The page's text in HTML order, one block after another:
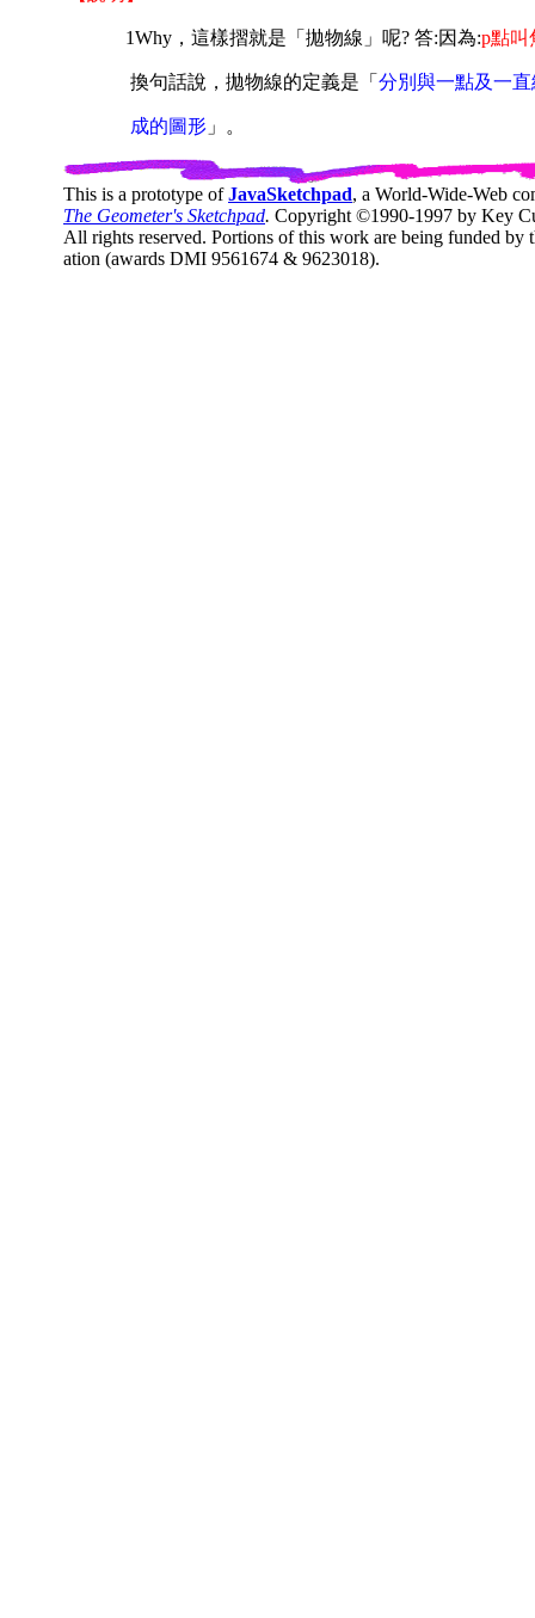
This is a prototype ofJavaSketchpad, a World-Wide-Web
The Geometer's Sketchpad. Copyright ©1990-1997 by Key
All rights reserved. Portions of this work are being funded by
ation (awards DMI 9561674 & 9623018).
1Why，這樣摺就是「拋物線」呢? 答:因為:p點叫
換句話說，拋物線的定義是「 分別與一點及一
成的圖形 」。